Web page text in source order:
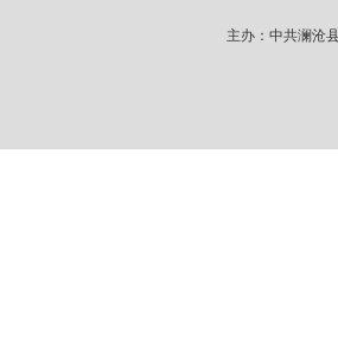
主办：中共澜沧